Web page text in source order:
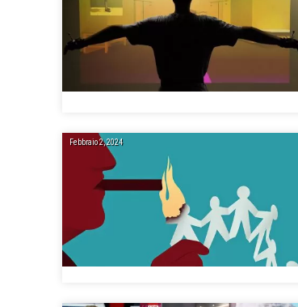
Febbraio 2, 2024